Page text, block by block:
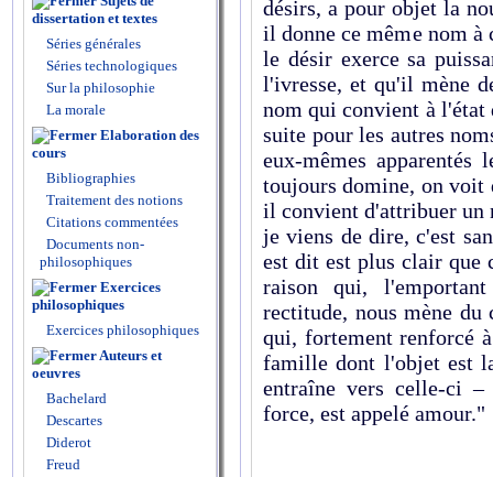
dissertation et textes
Séries générales
Séries technologiques
Sur la philosophie
La morale
Elaboration des
cours
Bibliographies
Traitement des notions
Citations commentées
Documents non-
philosophiques
Exercices
philosophiques
Exercices philosophiques
Auteurs et
oeuvres
Bachelard
Descartes
Diderot
Freud
désirs, a pour objet la
il donne ce même nom
le désir exerce sa
l'ivresse, et qu'il mène
nom qui convient à l'état
suite pour les autres
eux-mêmes
toujours domine, on voit
il convient d'attribuer un
je viens de dire, c'est
est dit est plus clair que
raison qui,
rectitude, nous mène
qui, fortement renforcé
famille dont l'objet est
entraîne vers celle-ci
force, est appelé amour."